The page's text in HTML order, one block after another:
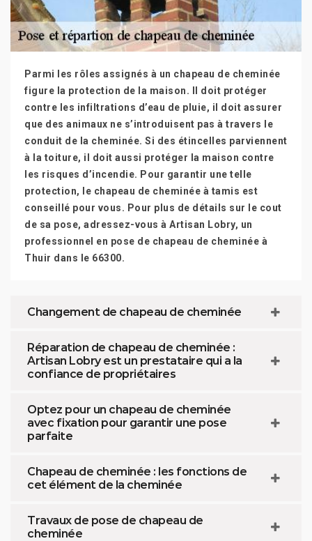
Parmi les rôles assignés à un chapeau de cheminée
figure la protection de la maison. Il doit protéger
contre les infiltrations d’eau de pluie, il doit assurer
que des animaux ne s’introduisent pas à travers le
conduit de la cheminée. Si des étincelles parviennent
à la toiture, il doit aussi protéger la maison contre
les risques d’incendie. Pour garantir une telle
protection, le chapeau de cheminée à tamis est
conseillé pour vous. Pour plus de détails sur le cout
de sa pose, adressez-vous à Artisan Lobry, un
professionnel en pose de chapeau de cheminée à
Thuir dans le 66300.
Changement de chapeau de cheminée
Réparation de chapeau de cheminée :
Artisan Lobry est un prestataire qui a la
confiance de propriétaires
Optez pour un chapeau de cheminée
avec fixation pour garantir une pose
parfaite
Chapeau de cheminée : les fonctions de
cet élément de la cheminée
Travaux de pose de chapeau de
cheminée